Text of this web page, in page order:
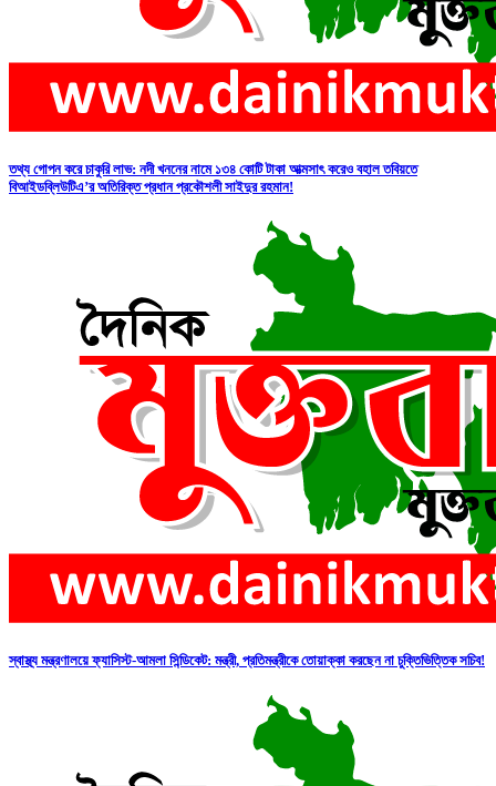
তথ্য গোপন করে চাকুরি লাভ: নদী খননের নামে ১৩৪ কোটি টাকা আত্মসাৎ করেও বহাল তবিয়তে
বিআইডব্লিউটিএ’র অতিরিক্ত প্রধান প্রকৌশলী সাইদুর রহমান!
স্বাস্থ্য মন্ত্রণালয়ে ফ্যাসিস্ট-আমলা সিন্ডিকেট: মন্ত্রী, প্রতিমন্ত্রীকে তোয়াক্কা করছেন না চুক্তিভিত্তিক সচিব!